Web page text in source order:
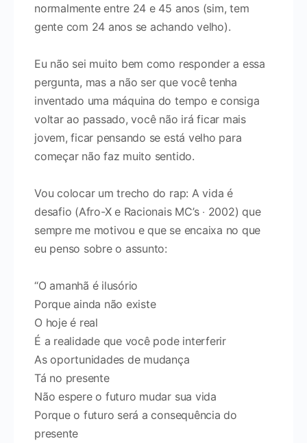
normalmente entre 24 e 45 anos (sim, tem
gente com 24 anos se achando velho).
Eu não sei muito bem como responder a essa
pergunta, mas a não ser que você tenha
inventado uma máquina do tempo e consiga
voltar ao passado, você não irá ficar mais
jovem, ficar pensando se está velho para
começar não faz muito sentido.
Vou colocar um trecho do rap: A vida é
desafio (Afro-X e Racionais MC’s ‧ 2002) que
sempre me motivou e que se encaixa no que
eu penso sobre o assunto:
“O amanhã é ilusório
Porque ainda não existe
O hoje é real
É a realidade que você pode interferir
As oportunidades de mudança
Tá no presente
Não espere o futuro mudar sua vida
Porque o futuro será a consequência do
presente